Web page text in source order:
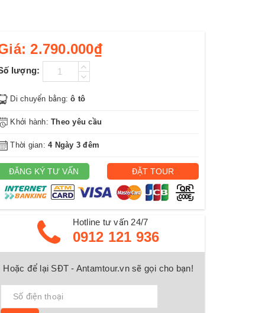
2.790.000₫
lượng:
Di chuyển bằng:ô tô
Khởi hành: Theo yêu cầu
Thời gian: 4 Ngày 3 đêm
ĐĂNG KÝ TƯ VẤN ĐẶT TOUR
Hotline tư vấn 24/7
0912 121 936
Hoặc để lại SĐT - Antamtour.vn sẽ gọi cho bạn!